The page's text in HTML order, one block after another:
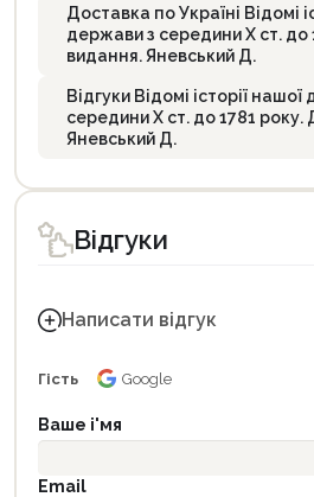
Доставка по Україні Відомі
держави з середини Х ст. до
видання. Яневський Д.
Відгуки Відомі історії
середини Х ст. до 1781 року.
Яневський Д.
Відгуки
Написати відгук
Гість Google
Ваше і'мя
Email